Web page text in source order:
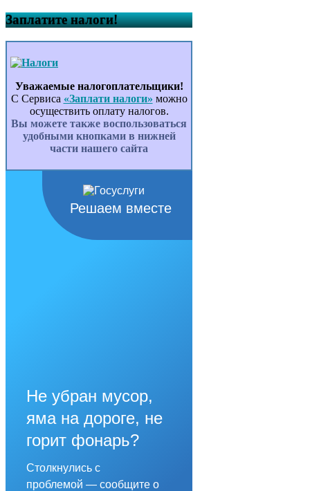
Заплатите налоги!
Уважаемые налогоплательщики!
С Сервиса «Заплати налоги» можно
осуществить оплату налогов.
Вы можете также воспользоваться
удобными кнопками в нижней
части нашего сайта
Решаем вместе
Не убран мусор,
яма на дороге, не
горит фонарь?
Столкнулись с
проблемой — сообщите о